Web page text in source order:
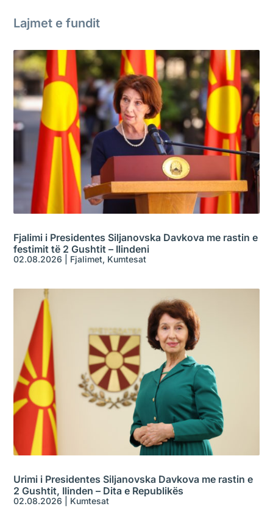
Lajmet e fundit
Fjalimi i Presidentes Siljanovska Davkova me rastin e
festimit të 2 Gushtit – Ilindeni
02.08.2026 Fjalimet, Kumtesat
Urimi i Presidentes Siljanovska Davkova me rastin e
2 Gushtit, Ilinden – Dita e Republikës
02.08.2026 Kumtesat